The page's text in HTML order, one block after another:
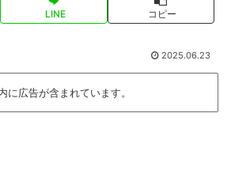
LINE コピー
2025.06.23
に広告が含まれています。